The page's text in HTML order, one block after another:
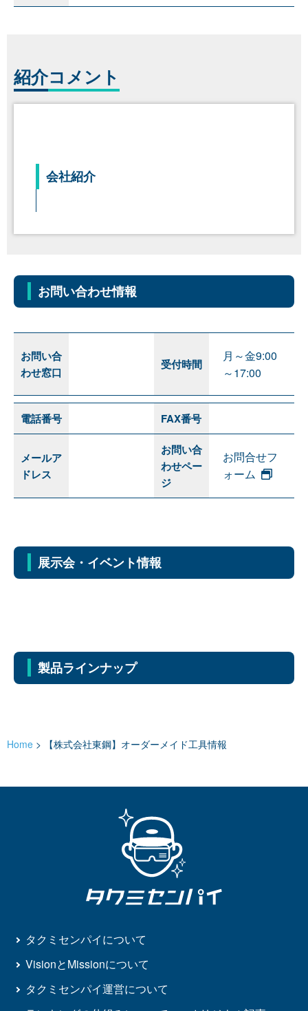
紹介コメント
会社紹介
お問い合わせ情報
お問い合
わせ窓口
受付時間
月～金9:00
～17:00
電話番号 FAX番号
メールア
ドレス
お問い合
わせペー
ジ
お問合せフ
ォーム
展示会・イベント情報
製品ラインナップ
Home > 【株式会社東鋼】オーダーメイド工具情報
タクミセンパイについて
VisionとMissionについて
タクミセンパイ運営について